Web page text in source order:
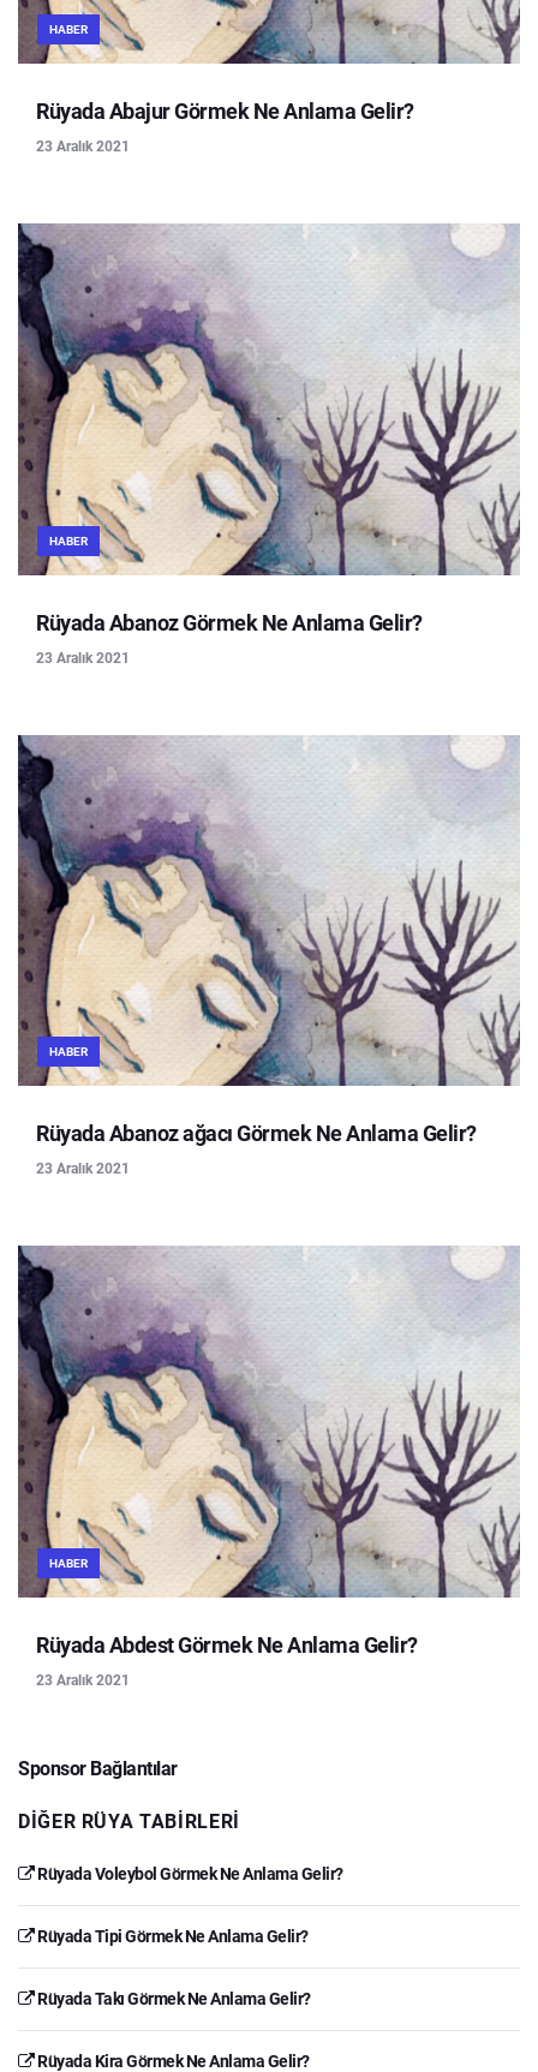
HABER
Rüyada Abajur Görmek Ne Anlama Gelir?
23 Aralık 2021
HABER
Rüyada Abanoz Görmek Ne Anlama Gelir?
23 Aralık 2021
HABER
Rüyada Abanoz ağacı Görmek Ne Anlama Gelir?
23 Aralık 2021
HABER
Rüyada Abdest Görmek Ne Anlama Gelir?
23 Aralık 2021
Sponsor Bağlantılar
DIĞER RÜYA TABIRLERI
Rüyada Voleybol Görmek Ne Anlama Gelir?
Rüyada Tipi Görmek Ne Anlama Gelir?
Rüyada Takı Görmek Ne Anlama Gelir?
Rüyada Kira Görmek Ne Anlama Gelir?